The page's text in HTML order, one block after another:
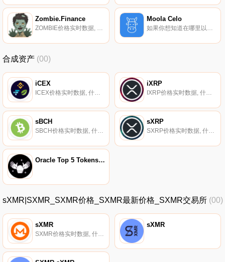
Zombie.Finance
ZOMBIE价格实时数据, 僵尸是一款社交实验游戏,请查看https://github.com/ZomZOMBIEe-Finance/zomZOMBIEe-protocol#zomZOMBIEe-协议。本内容仅供参考,您不应将任何此类信息或其他材料解释为法律、税务、投资、财务或其他建议.
Moola Celo
如果你想知道在哪里以当前价格购买Moola Celo,目前交易{Moola Celo]股票的顶级加密货币交易所是Ubeswap。您可以在我们的加密货币交易所页面上找到其他列表。Moola是一个建立在Celo区块链上的非托管流动性协议,它正在使收益和信贷的获取民主化.
合成资产 (00)
iCEX
ICEX价格实时数据, 什么是二进制？iCEX是由Synthetix协议启用的反向合成集中式交换索引令牌。它通过Chainlink的去中心化预言机网络提供的价格馈送反向跟踪一篮子集中式交易所代币.
iXRP
sBCH
SBCH价格实时数据, 什么是二进制？sBCH是一种由Synthetix协议启用的合成比特币现金代币。它通过Chainlink的去中心化预言机网络提供的价格信息来跟踪比特币现金的价格.
sXRP
SXRP价格实时数据, 什么是二进制？sXRP是由Synthetix协议启用的合成XRP令牌。它通过Chainlink的去中心化预言机网络提供的价格源来跟踪XRP的价格。它可以在Kwenta或Synthetix.Exchange上交易Synthetix协议原生的其他资产,而不会出现滑动.
Oracle Top 5 Tokens Index
sXMR|SXMR_SXMR价格_SXMR最新价格_SXMR交易所 (00)
sXMR
SXMR价格实时数据, 什么是二进制？sXMR是由Synthetix协议启用的合成Monero令牌。它通过Chainlink的去中心化预言机网络提供的价格信息来跟踪Monero的价格.
sXMR